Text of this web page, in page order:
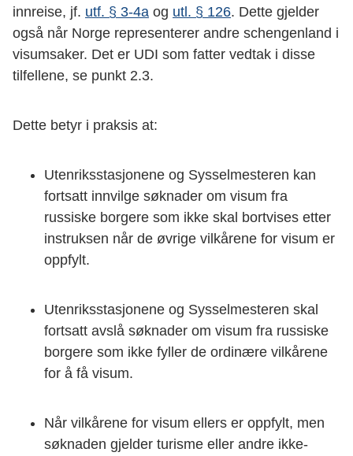
innreise, jf. utf. § 3-4a og utl. § 126. Dette gjelder
også når Norge representerer andre schengenland i
visumsaker. Det er UDI som fatter vedtak i disse
tilfellene, se punkt 2.3.
Dette betyr i praksis at:
Utenriksstasjonene og Sysselmesteren kan
fortsatt innvilge søknader om visum fra
russiske borgere som ikke skal bortvises etter
instruksen når de øvrige vilkårene for visum er
oppfylt.
Utenriksstasjonene og Sysselmesteren skal
fortsatt avslå søknader om visum fra russiske
borgere som ikke fyller de ordinære vilkårene
for å få visum.
Når vilkårene for visum ellers er oppfylt, men
søknaden gjelder turisme eller andre ikke-